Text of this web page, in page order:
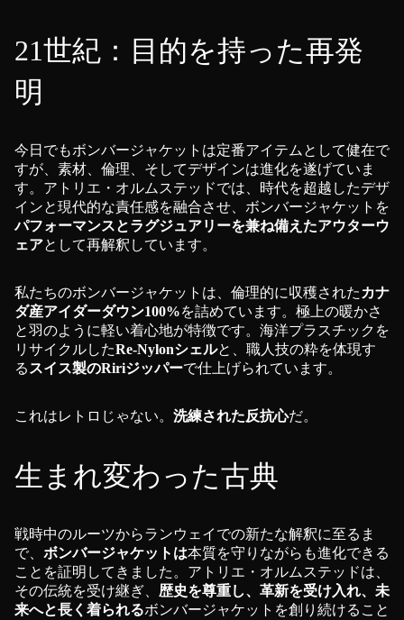
21世紀：目的を持った再発
明
今日でもボンバージャケットは定番アイテムとして健在で
すが、素材、倫理、そしてデザインは進化を遂げていま
す。アトリエ・オルムステッドでは、時代を超越したデザ
インと現代的な責任感を融合させ、ボンバージャケットを
パフォーマンスとラグジュアリーを兼ね備えたアウターウ
ェアとして再解釈しています。
私たちのボンバージャケットは、倫理的に収穫された カナ
ダ産アイダーダウン100%を詰めています。極上の暖かさ
と羽のように軽い着心地が特徴です。海洋プラスチックを
リサイクルしたRe-Nylonシェルと、職人技の粋を体現す
る スイス製のRiriジッパーで仕上げられています。
これはレトロじゃない。 洗練された反抗心だ。
生まれ変わった古典
戦時中のルーツからランウェイでの新たな解釈に至るま
で、 ボンバージャケットは本質を守りながらも進化できる
ことを証明してきました。アトリエ・オルムステッドは、
その伝統を受け継ぎ、 歴史を尊重し、革新を受け入れ、未
来へと長く着られるボンバージャケットを創り続けること